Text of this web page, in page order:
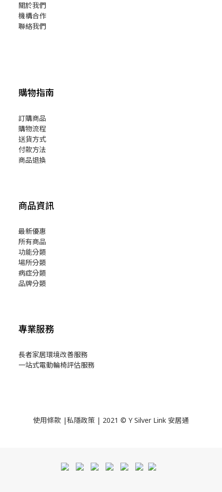
關於我們
機構合作
聯絡我們
購物指南
訂購商品
購物流程
送貨方式
付款方法
商品退換
商品資訊
最新優惠
所有商品
功能分類
場所分類
病症分類
品牌分類
專業服務
長者家居環境改善服務
一站式電動輪椅評估服務
使用條款 |私隱政策 | 2021 © Y Silver Link 安居通